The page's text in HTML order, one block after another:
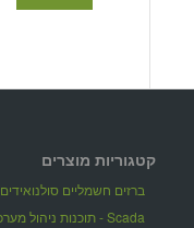
קטגוריות מוצרים
ברזים חשמליים סולנואידים
Scada - תוכנות ניהול מערכות מרחוק